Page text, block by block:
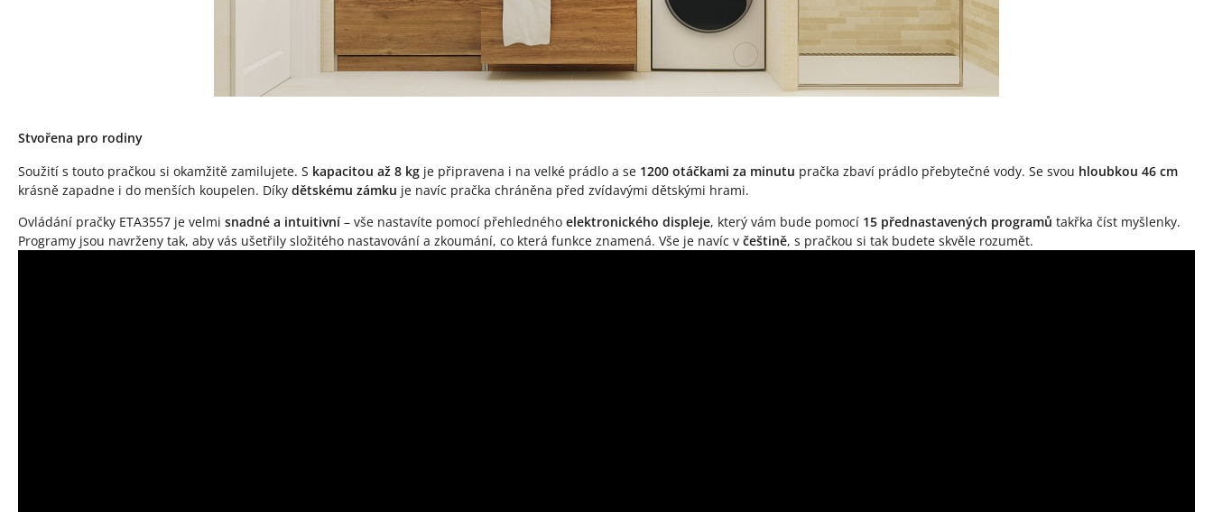
Stvořena pro rodiny
Soužití s touto pračkou si okamžitě zamilujete. S kapacitou až 8 kg je připravena i na velké prádlo a se 1200 otáčkami za minutu pračka zbaví prádlo přebytečné vody. Se svou hloubkou 46 cm
krásně zapadne i do menších koupelen. Díky dětskému zámku je navíc pračka chráněna před zvídavými dětskými hrami.
Ovládání pračky ETA3557 je velmi snadné a intuitivní – vše nastavíte pomocí přehledného elektronického displeje, který vám bude pomocí 15 přednastavených programů takřka číst myšlenky.
Programy jsou navrženy tak, aby vás ušetřily složitého nastavování a zkoumání, co která funkce znamená. Vše je navíc v češtině, s pračkou si tak budete skvěle rozumět.